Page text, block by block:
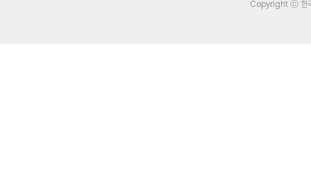
Copyright ⓒ 한